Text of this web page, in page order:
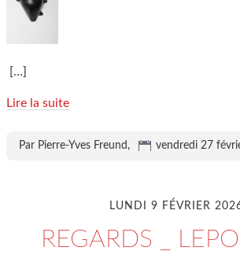
[…]
Lire la suite
Par Pierre-Yves Freund, vendredi 27
LUNDI 9 FÉVRIER
REGARDS _